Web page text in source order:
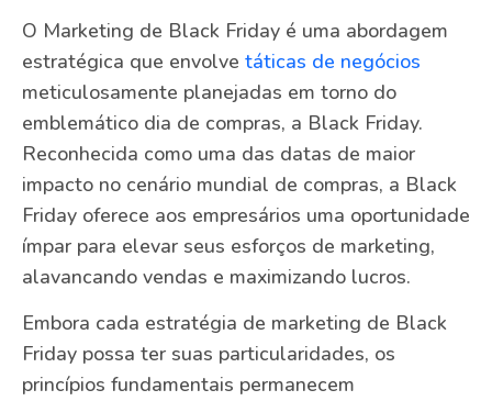
O Marketing de Black Friday é uma abordagem
estratégica que envolve táticas de negócios
meticulosamente planejadas em torno do
emblemático dia de compras, a Black Friday.
Reconhecida como uma das datas de maior
impacto no cenário mundial de compras, a Black
Friday oferece aos empresários uma oportunidade
ímpar para elevar seus esforços de marketing,
alavancando vendas e maximizando lucros.
Embora cada estratégia de marketing de Black
Friday possa ter suas particularidades, os
princípios fundamentais permanecem